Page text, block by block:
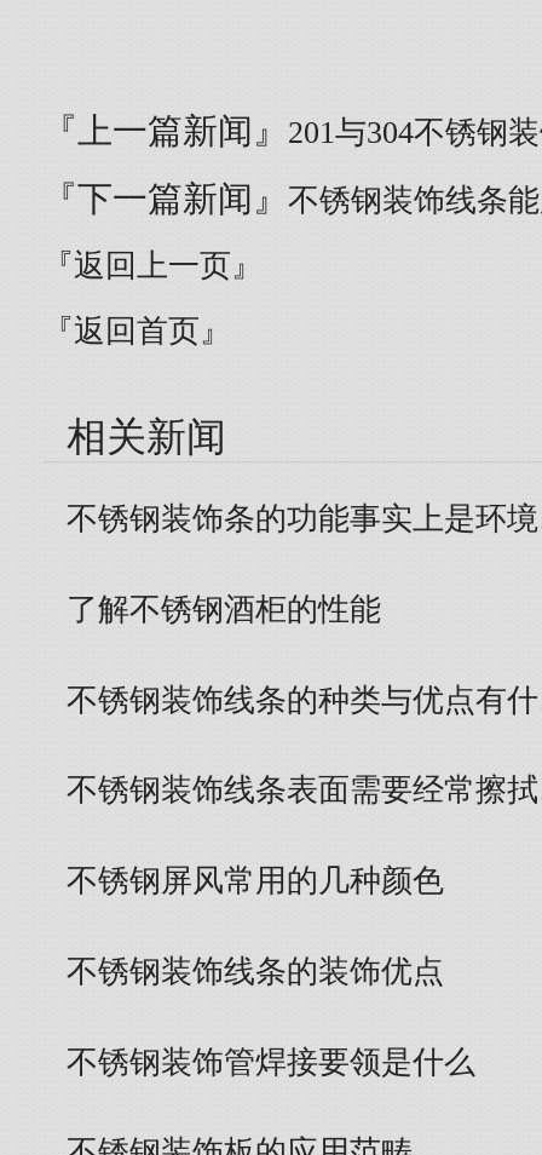
『上一篇新闻』 201与304不锈钢
『下一篇新闻』 不锈钢装饰线条
『返回上一页』
『返回首页』
相关新闻
不锈钢装饰条的功能事实上是环
了解不锈钢酒柜的性能
不锈钢装饰线条的种类与优点有
不锈钢装饰线条表面需要经常擦
不锈钢屏风常用的几种颜色
不锈钢装饰线条的装饰优点
不锈钢装饰管焊接要领是什么